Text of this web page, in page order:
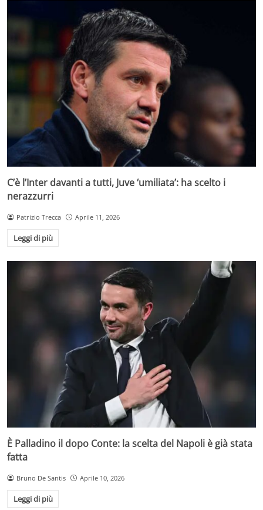
C’è l’Inter davanti a tutti, Juve ‘umiliata’: ha scelto i
nerazzurri
Patrizio Trecca Aprile 11, 2026
Leggi di più
È Palladino il dopo Conte: la scelta del Napoli è già stata
fatta
Bruno De Santis Aprile 10, 2026
Leggi di più